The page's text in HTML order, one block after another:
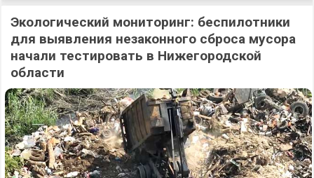
Экологический мониторинг: беспилотники
для выявления незаконного сброса мусора
начали тестировать в Нижегородской
области